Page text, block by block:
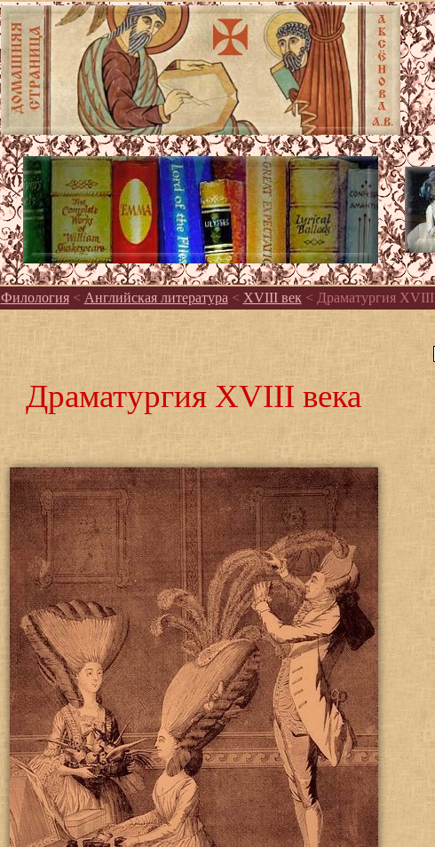
Филология< Английская литература < XVIII век < Драматургия XVIII
Драматургия XVIII века